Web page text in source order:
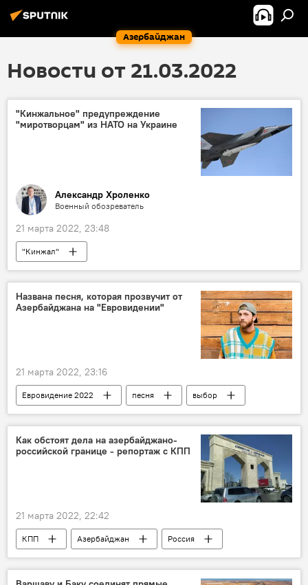
Азербайджан
Новости от 21.03.2022
"Кинжальное" предупреждение
"миротворцам" из НАТО на Украине
Александр Хроленко
Военный обозреватель
21 марта 2022, 23:48
"Кинжал"
Спецоперация России по защите Донбасса
Украина
Россия Колумнисты
Названа песня, которая прозвучит от
Азербайджана на "Евровидении"
21 марта 2022, 23:16
Евровидение 2022 песня
выбор
конкурс
клип
Культура
Мир
ЖИЗНЬ
Как обстоят дела на азербайджано-
российской границе - репортаж с КПП
21 марта 2022, 22:42
КПП Азербайджан
Россия
Самур
ЖИЗНЬ
Закрытие границ
пандемия
Слухи